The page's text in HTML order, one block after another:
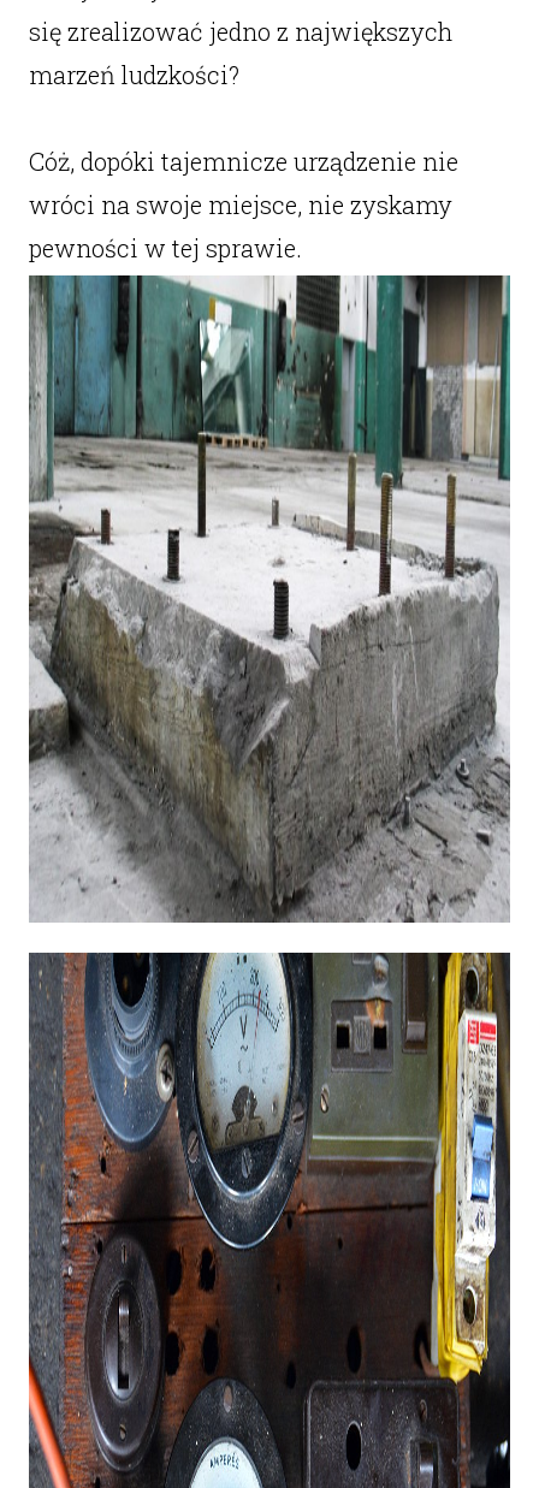
się zrealizować jedno z największych
marzeń ludzkości?
Cóż, dopóki tajemnicze urządzenie nie
wróci na swoje miejsce, nie zyskamy
pewności w tej sprawie.